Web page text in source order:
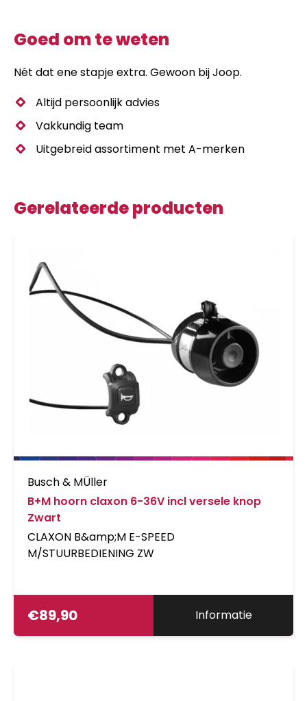
Goed om te weten
Nét dat ene stapje extra. Gewoon bij Joop.
Altijd persoonlijk advies
Vakkundig team
Uitgebreid assortiment met A-merken
Gerelateerde producten
Busch & MÜller
B+M hoorn claxon 6-36V incl versele knop
Zwart
CLAXON B&amp;M E-SPEED
M/STUURBEDIENING ZW
€89,90 Informatie